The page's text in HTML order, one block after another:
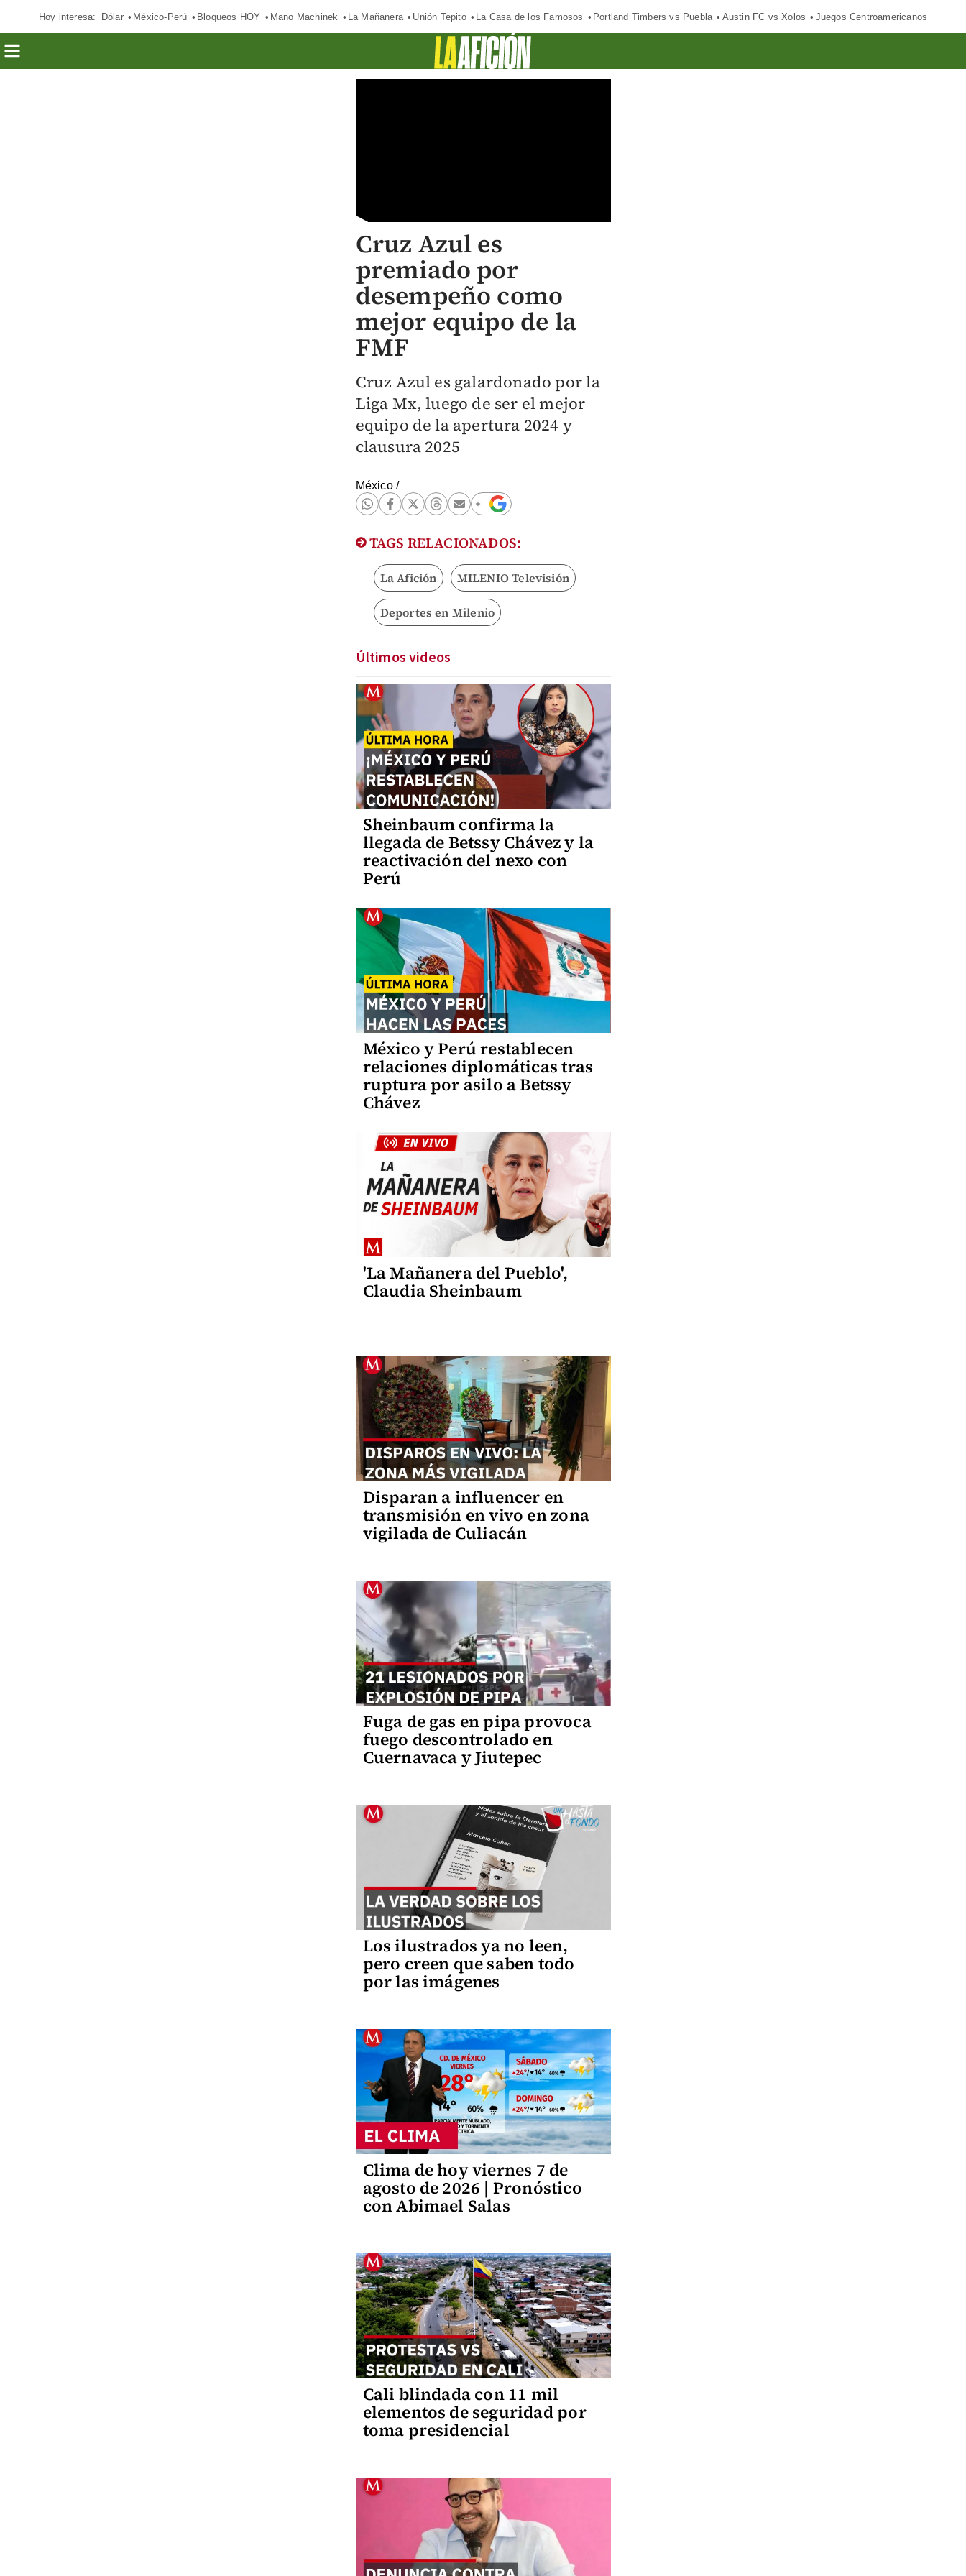
Hoy interesa: Dólar México-Perú Bloqueos HOY Mano Machinek La Mañanera Unión Tepito La Casa de los Famosos Portland Timbers vs Puebla Austin FC vs Xolos Juegos Centroamericanos
Cruz Azul es
premiado por
desempeño como
mejor equipo de la
FMF
Cruz Azul es galardonado por la
Liga Mx, luego de ser el mejor
equipo de la apertura 2024 y
clausura 2025
México/
TAGS RELACIONADOS:
La Afición MILENIO Televisión
Deportes en Milenio
Últimos videos
Sheinbaum confirma la
llegada de Betssy Chávez y la
reactivación del nexo con
Perú
México y Perú restablecen
relaciones diplomáticas tras
ruptura por asilo a Betssy
Chávez
'La Mañanera del Pueblo',
Claudia Sheinbaum
Disparan a influencer en
transmisión en vivo en zona
vigilada de Culiacán
Fuga de gas en pipa provoca
fuego descontrolado en
Cuernavaca y Jiutepec
Los ilustrados ya no leen,
pero creen que saben todo
por las imágenes
Clima de hoy viernes 7 de
agosto de 2026 | Pronóstico
con Abimael Salas
Cali blindada con 11 mil
elementos de seguridad por
toma presidencial